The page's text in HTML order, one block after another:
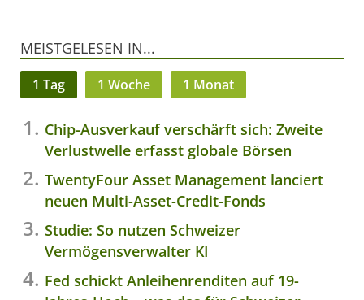
MEISTGELESEN IN...
1 Tag 1 Woche 1 Monat
Chip-Ausverkauf verschärft sich: Zweite
Verlustwelle erfasst globale Börsen
TwentyFour Asset Management lanciert
neuen Multi-Asset-Credit-Fonds
Studie: So nutzen Schweizer
Vermögensverwalter KI
Fed schickt Anleihenrenditen auf 19-